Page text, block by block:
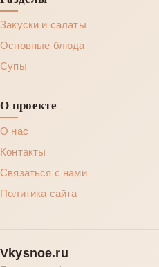
Закуски и салаты
Основные блюда
Супы
О проекте
О нас
Контакты
Связаться с нами
Политика сайта
Vkysnoe.ru